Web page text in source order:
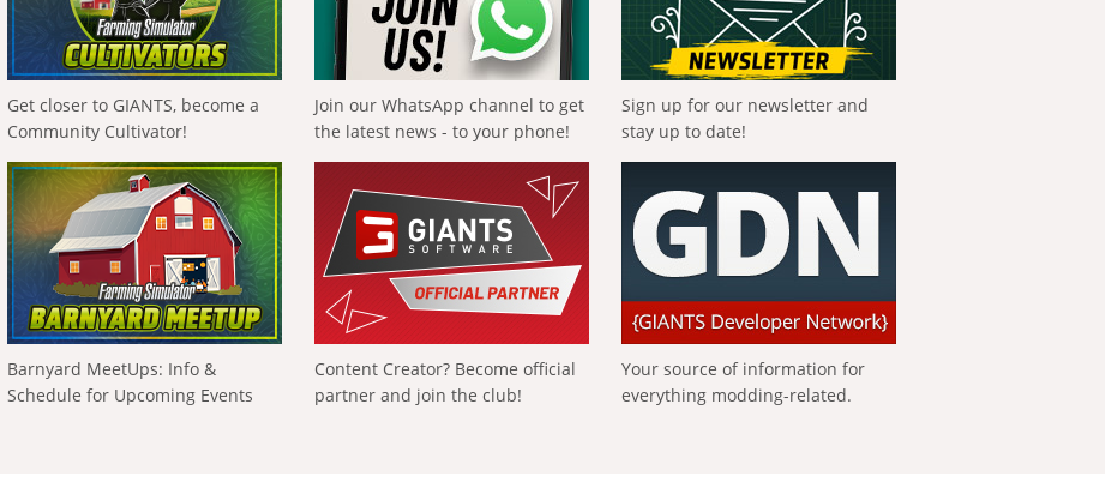
Get closer to GIANTS, become a
Community Cultivator!
Join our WhatsApp channel to get
the latest news - to your phone!
Sign up for our newsletter and
stay up to date!
Barnyard MeetUps: Info &
Schedule for Upcoming Events
Content Creator? Become official
partner and join the club!
Your source of information for
everything modding-related.